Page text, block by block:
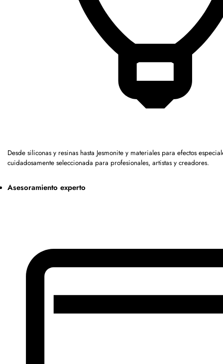
Desde siliconas y resinas hasta Jesmonite y materiales para efectos
cuidadosamente seleccionada para profesionales, artistas y creadores.
Asesoramiento experto